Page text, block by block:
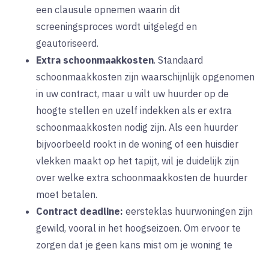
een clausule opnemen waarin dit
screeningsproces wordt uitgelegd en
geautoriseerd.
Extra schoonmaakkosten. Standaard
schoonmaakkosten zijn waarschijnlijk opgenomen
in uw contract, maar u wilt uw huurder op de
hoogte stellen en uzelf indekken als er extra
schoonmaakkosten nodig zijn. Als een huurder
bijvoorbeeld rookt in de woning of een huisdier
vlekken maakt op het tapijt, wil je duidelijk zijn
over welke extra schoonmaakkosten de huurder
moet betalen.
Contract deadline: eersteklas huurwoningen zijn
gewild, vooral in het hoogseizoen. Om ervoor te
zorgen dat je geen kans mist om je woning te